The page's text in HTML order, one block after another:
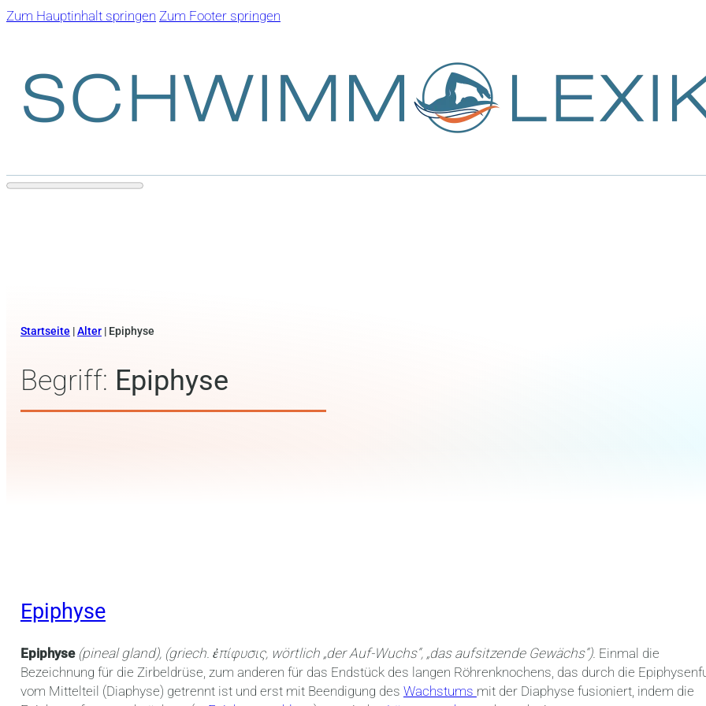
Zum Hauptinhalt springen Zum Footer springen
Startseite |Alter| Epiphyse
Begriff: Epiphyse
Epiphyse
Epiphyse (pineal gland), (griech. ἐπίφυσις, wörtlich „der Auf-Wuchs“, „das aufsitzende Gewächs“). Einmal die
Bezeichnung für die Zirbeldrüse, zum anderen für das Endstück des langen Röhrenknochens, das durch die
vom Mittelteil (Diaphyse) getrennt ist und erst mit Beendigung des Wachstums mit der Diaphyse fusioniert, indem die